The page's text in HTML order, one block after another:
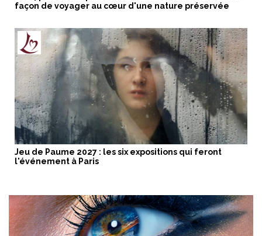
façon de voyager au cœur d'une nature préservée
Jeu de Paume 2027 : les six expositions qui feront
l'événement à Paris